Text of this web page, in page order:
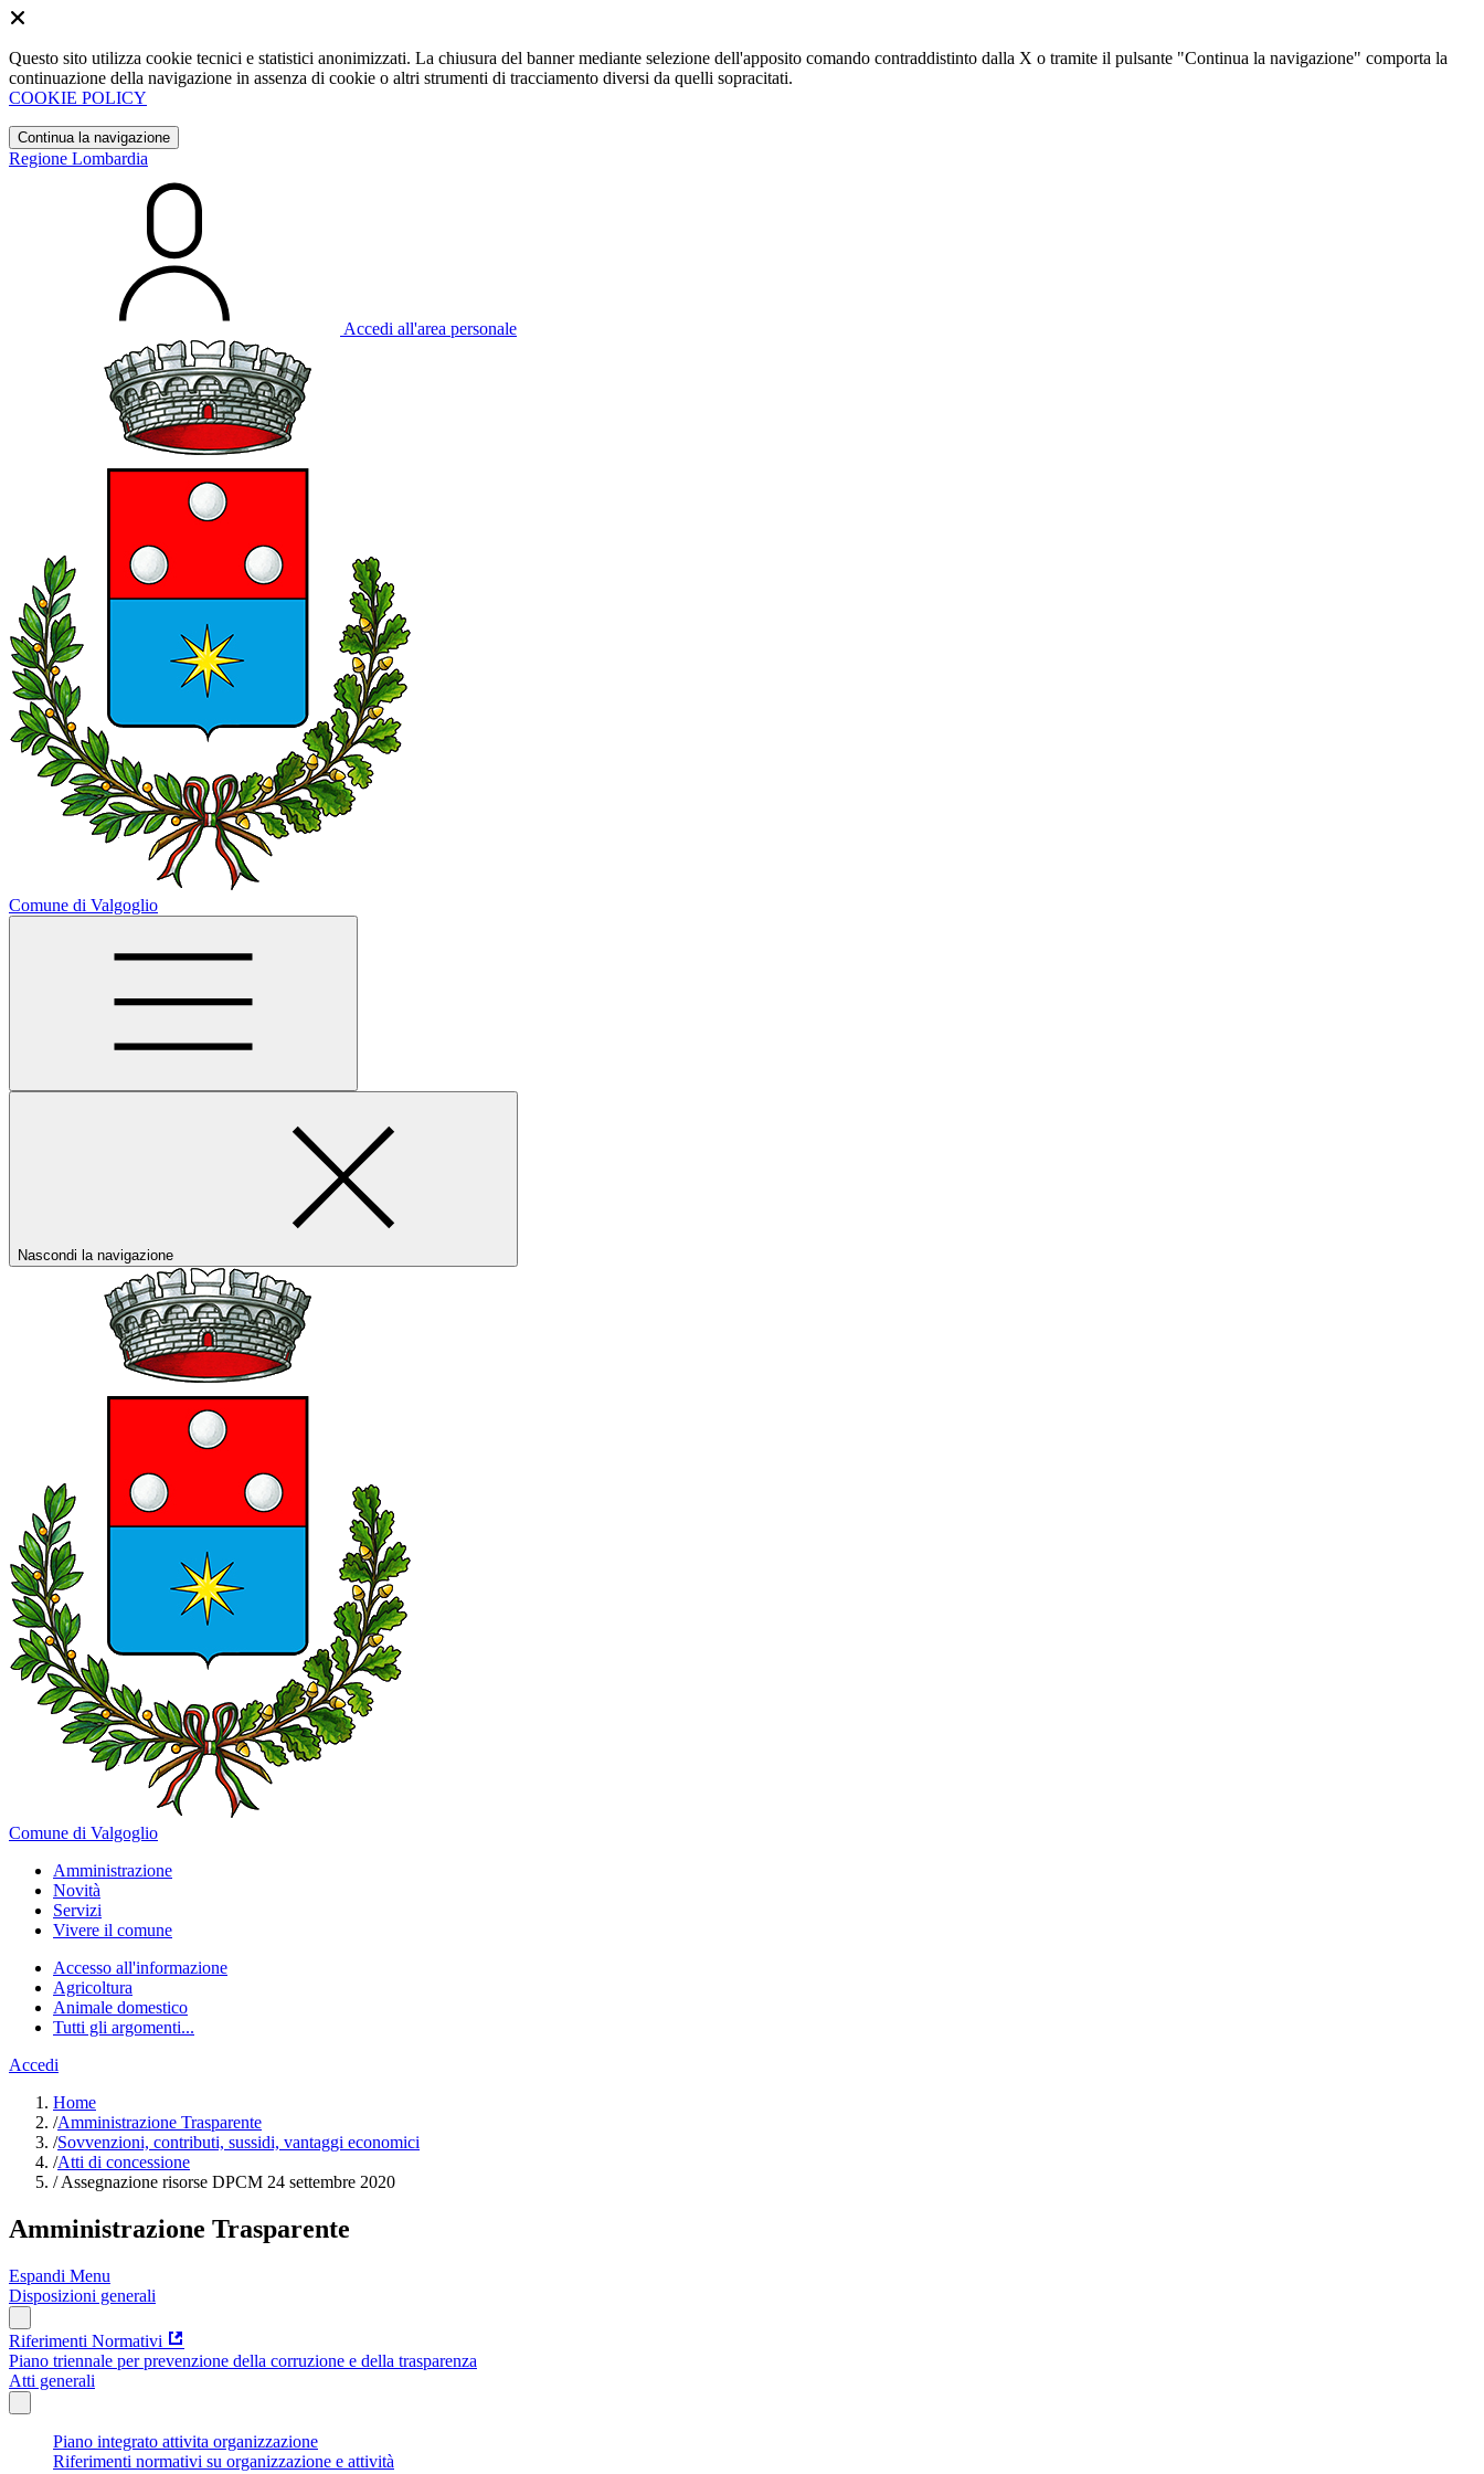
Questo sito utilizza cookie tecnici e statistici anonimizzati. La chiusura del banner mediante selezione dell'apposito comando contraddistinto dalla X o tramite il pulsante "Continua la navigazione" comporta la
continuazione della navigazione in assenza di cookie o altri strumenti di tracciamento diversi da quelli sopracitati.
COOKIE POLICY
Continua la navigazione
Regione Lombardia
Accedi all'area personale
Comune di Valgoglio
Nascondi la navigazione
Comune di Valgoglio
Amministrazione
Novità
Servizi
Vivere il comune
Accesso all'informazione
Agricoltura
Animale domestico
Tutti gli argomenti...
Accedi
Home
/Amministrazione Trasparente
/Sovvenzioni, contributi, sussidi, vantaggi economici
/Atti di concessione
/Assegnazione risorse DPCM 24 settembre 2020
Amministrazione Trasparente
Espandi Menu
Disposizioni generali
Riferimenti Normativi
Piano triennale per prevenzione della corruzione e della trasparenza
Atti generali
Piano integrato attivita organizzazione
Riferimenti normativi su organizzazione e attività